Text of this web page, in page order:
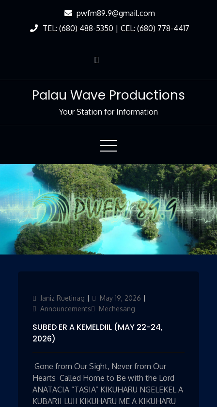
pwfm89.9@gmail.com
TEL: (680) 488-5350 | CEL: (680) 778-4417
Palau Wave Productions
Your Station for Information
Author
Janiz Ruetinag
Updated
on
May 19, 2026
Announcements
Mechesang
SUBED ER A KEMELDIIL (MAY 22-24,
2026)
Gone from Our Sight, Never from Our
Hearts Called Home to Be with the Lord
ANATACIA “TASIA” KIKUHARU NGELEKEL A
KUBARII LUII KIKUHARU ME A KIKUHARU